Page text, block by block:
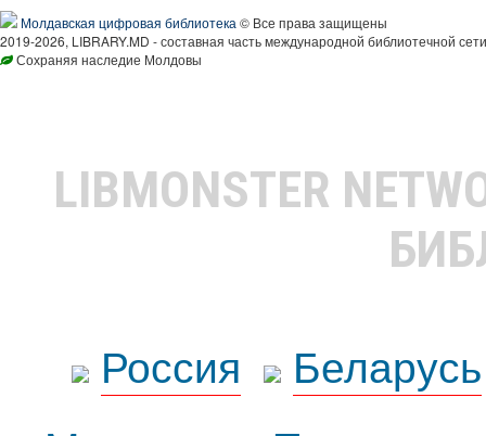
Молдавская цифровая библиотека © Все права защищены
2019-2026, LIBRARY.MD - составная часть международной библиотечной
Сохраняя наследие Молдовы
LIBMONSTER
Россия
Беларусь